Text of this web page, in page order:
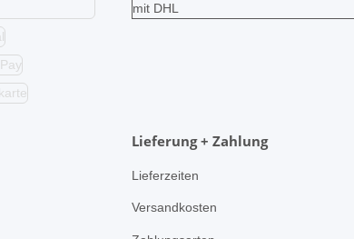
Lieferung + Zahlung
Lieferzeiten
Versandkosten